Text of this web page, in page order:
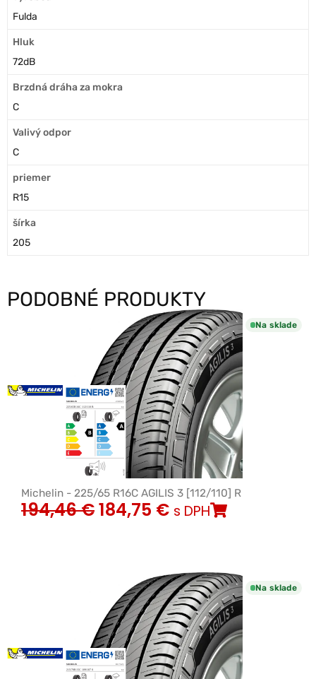
Fulda
Hluk
72dB
Brzdná dráha za mokra
C
Valivý odpor
C
priemer
R15
šírka
205
PODOBNÉ PRODUKTY
Na sklade
Michelin - 225/65 R16C AGILIS 3 [112/110] R
194,46€184,75 € s DPH
Na sklade